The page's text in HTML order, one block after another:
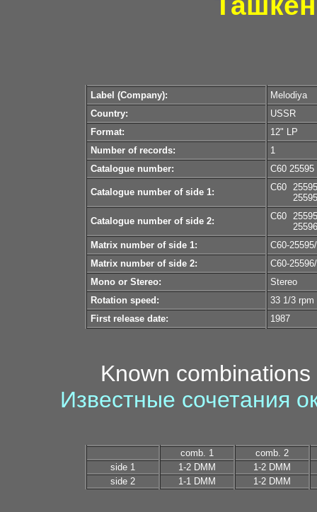
Label (Company):
Melodiya
Country:
USSR
Format:
12" LP
Number of records:
1
Catalogue number:
С60 25595
Catalogue number of side 1: С60
25595
Catalogue number of side 2: С60
25596
Matrix number of side 1:
С60-
Matrix number of side 2:
С60-
Mono or Stereo:
Stereo
Rotation speed:
33 1/3 rpm
First release date:
1987
Known
Известные сочетания
comb. 1
comb. 2
side 1
1-2 DMM
1-2 DMM
side 2
1-1 DMM 1-2 DMM